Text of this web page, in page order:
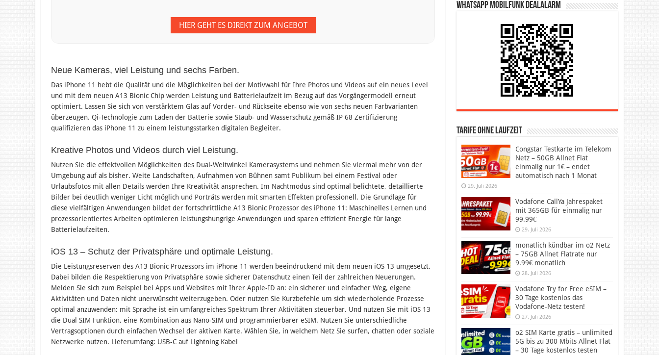
HIER GEHT ES DIREKT ZUM ANGEBOT
Neue Kameras, viel Leistung und sechs Farben.
Das iPhone 11 hebt die Qualität und die Möglichkeiten bei der Motivwahl für Ihre Photos und Videos auf ein neues Level
und mit dem neuen A13 Bionic Chip werden Leistung und Batterielaufzeit im Bezug auf das Vorgängermodell erneut
optimiert. Lassen Sie sich von verstärktem Glas auf Vorder- und Rückseite ebenso wie von sechs neuen Farbvarianten
überzeugen. Qi-Technologie zum Laden der Batterie sowie Staub- und Wasserschutz gemäß IP 68 Zertifizierung
qualifizieren das iPhone 11 zu einem leistungsstarken digitalen Begleiter.
Kreative Photos und Videos durch viel Leistung.
Nutzen Sie die effektvollen Möglichkeiten des Dual-Weitwinkel Kamerasystems und nehmen Sie viermal mehr von der
Umgebung auf als bisher. Weite Landschaften, Aufnahmen von Bühnen samt Publikum bei einem Festival oder
Urlaubsfotos mit allen Details werden Ihre Kreativität ansprechen. Im Nachtmodus sind optimal belichtete, detaillierte
Bilder bei deutlich weniger Licht möglich und Porträts werden mit smarten Effekten professionell. Die Grundlage für
diese vielfältigen Anwendungen bildet der fortschrittliche A13 Bionic Prozessor des iPhone 11: Maschinelles Lernen und
prozessorientiertes Arbeiten optimieren leistungshungrige Anwendungen und sparen effizient Energie für lange
Batterielaufzeiten.
iOS 13 – Schutz der Privatsphäre und optimale Leistung.
Die Leistungsreserven des A13 Bionic Prozessors im iPhone 11 werden beeindruckend mit dem neuen iOS 13 umgesetzt.
Dabei bilden die Respektierung von Privatsphäre sowie sicherer Datenschutz einen Teil der zahlreichen Neuerungen.
Melden Sie sich zum Beispiel bei Apps und Websites mit Ihrer Apple-ID an: ein sicherer und einfacher Weg, eigene
Aktivitäten und Daten nicht unerwünscht weiterzugeben. Oder nutzen Sie Kurzbefehle um sich wiederholende Prozesse
optimal anzuwenden: mit Sprache ist ein umfangreiches Spektrum Ihrer Aktivitäten steuerbar. Und nutzen Sie mit iOS 13
die Dual SIM Funktion, eine Kombination aus Nano-SIM und programmierbarer eSIM. Nutzen Sie unterschiedliche
Vertragsoptionen durch einfachen Wechsel der aktiven Karte. Wählen Sie, in welchem Netz Sie surfen, chatten oder soziale
Netzwerke nutzen. Lieferumfang: USB-C auf Lightning Kabel
WhatsApp Mobilfunk DealAlarm
Tarife ohne Laufzeit
Congstar Testkarte im Telekom
Netz – 50GB Allnet Flat
einmalig nur 1€ – endet
automatisch nach 1 Monat
29. Juli 2026
Vodafone CallYa Jahrespaket
mit 365GB für einmalig nur
99.99€
29. Juli 2026
monatlich kündbar im o2 Netz
– 75GB Allnet Flatrate nur
9.99€ monatlich
28. Juli 2026
Vodafone Try for Free eSIM –
30 Tage kostenlos das
Vodafone-Netz testen!
27. Juli 2026
o2 SIM Karte gratis – unlimited
5G bis zu 300 Mbits Allnet Flat
– 30 Tage kostenlos testen